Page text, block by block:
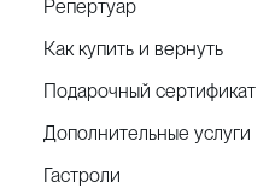
Репертуар
Как купить и вернуть
Подарочный сертификат
Дополнительные услуги
Гастроли